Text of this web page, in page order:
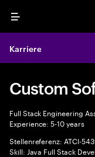
Menu
Karriere
Custom
Full Stack Engineering
Experience: 5-10 years
Stellenreferenz: ATCI-
Skill: Java Full Stack